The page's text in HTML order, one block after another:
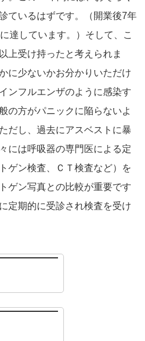
ているはずです。（開業後7年
達しています。）そして、こ
上受け持ったと考えられま
に少ないかお分かりいただけ
ンフルエンザのように感染す
の方がパニックに陥らないよ
だし、過去にアスベストに暴
には呼吸器の専門医による定
ゲン検査、ＣＴ検査など）を
ゲン写真との比較が重要です
定期的に受診され検査を受け